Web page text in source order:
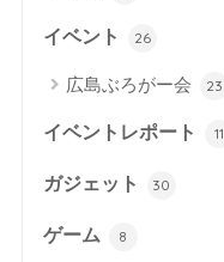
イベント 26
広島ぶろがー会 23
イベントレポート 11
ガジェット 30
ゲーム 8